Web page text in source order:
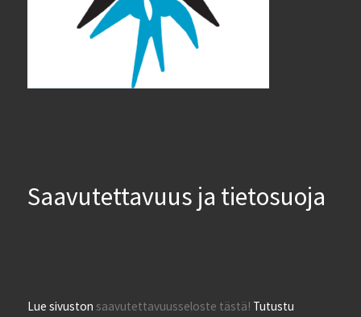
Saavutettavuus ja tietosuoja
Lue sivustonsaavutettavuusseloste tästä! Tutustu